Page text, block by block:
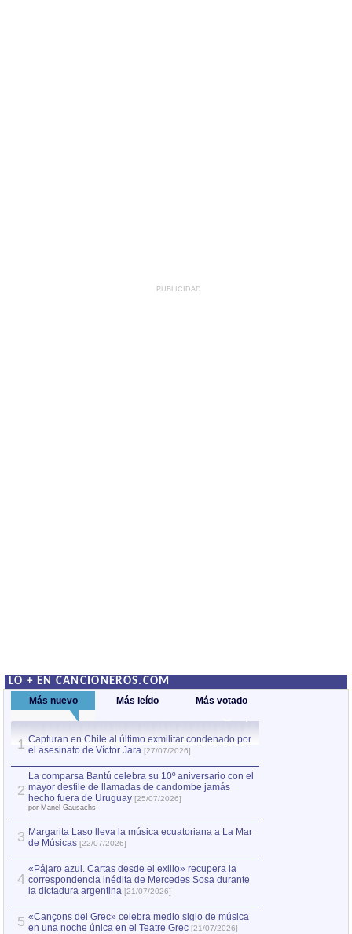
PUBLICIDAD
LO + EN CANCIONEROS.COM
Más nuevo Más leído Más votado
1 Capturan en Chile al último exmilitar condenado por
el asesinato de Víctor Jara [27/07/2026]
2
La comparsa Bantú celebra su 10º aniversario con el
mayor desfile de llamadas de candombe jamás
hecho fuera de Uruguay [25/07/2026]
por Manel Gausachs
3 Margarita Laso lleva la música ecuatoriana a La Mar
de Músicas [22/07/2026]
4
«Pájaro azul. Cartas desde el exilio» recupera la
correspondencia inédita de Mercedes Sosa durante
la dictadura argentina [21/07/2026]
5 «Cançons del Grec» celebra medio siglo de música
en una noche única en el Teatre Grec [21/07/2026]